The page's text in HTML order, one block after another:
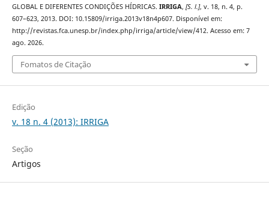
GLOBAL E DIFERENTES CONDIÇÕES HÍDRICAS. IRRIGA, [S. l.], v. 18, n. 4, p.
607–623, 2013. DOI: 10.15809/irriga.2013v18n4p607. Disponível em:
http://revistas.fca.unesp.br/index.php/irriga/article/view/412. Acesso em: 7
ago. 2026.
Fomatos de Citação
Edição
v. 18 n. 4 (2013): IRRIGA
Seção
Artigos